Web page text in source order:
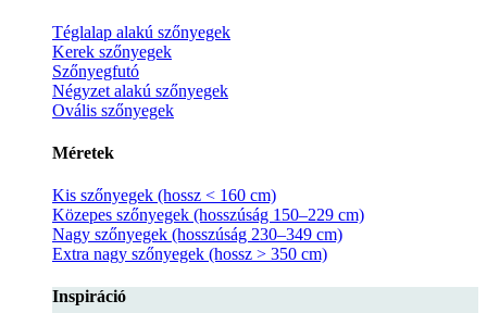
Téglalap alakú szőnyegek
Kerek szőnyegek
Szőnyegfutó
Négyzet alakú szőnyegek
Ovális szőnyegek
Méretek
Kis szőnyegek (hossz < 160 cm)
Közepes szőnyegek (hosszúság 150–229 cm)
Nagy szőnyegek (hosszúság 230–349 cm)
Extra nagy szőnyegek (hossz > 350 cm)
Inspiráció